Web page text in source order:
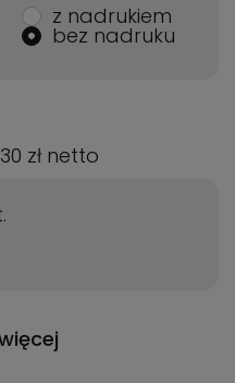
z nadrukiem
bez nadruku
zł netto